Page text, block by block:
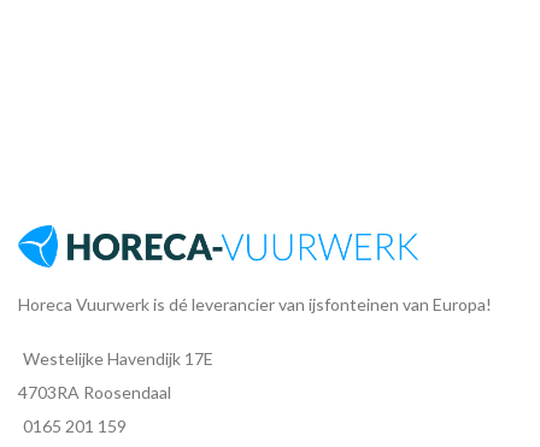
Horeca Vuurwerk is dé leverancier van ijsfonteinen van Europa!
Westelijke Havendijk 17E
4703RA Roosendaal
0165 201 159